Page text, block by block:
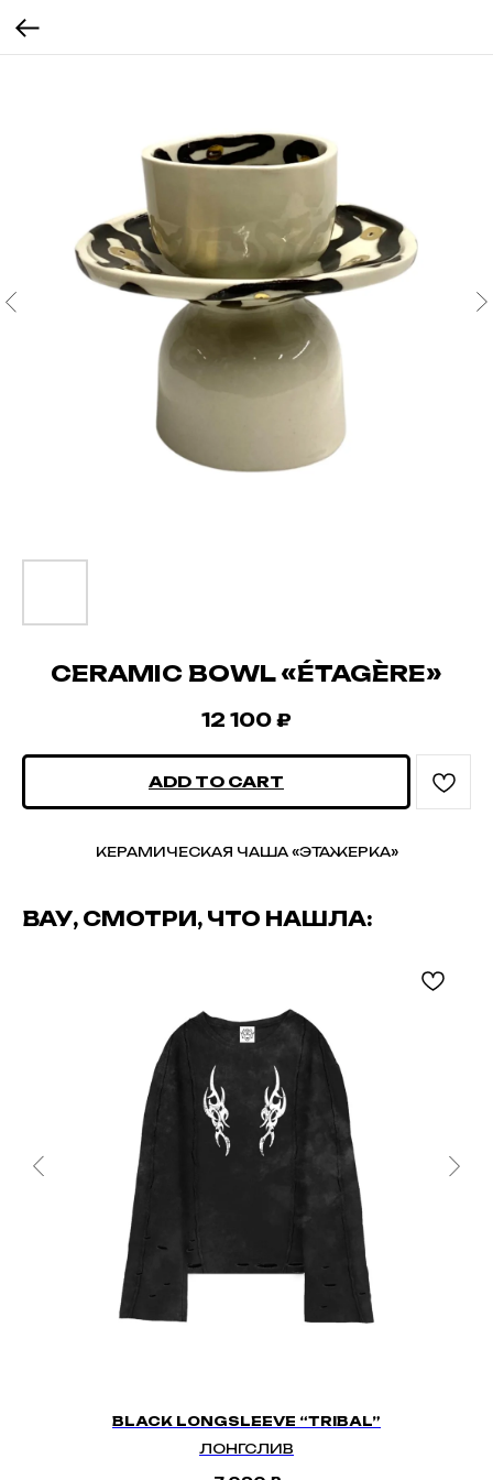
CERAMIC BOWL «ÉTAGÈRE»
12 100 ₽
ADD TO CART
КЕРАМИЧЕСКАЯ ЧАША «ЭТАЖЕРКА»
ВАУ, СМОТРИ, ЧТО НАШЛА:
BLACK LONGSLEEVE “TRIBAL”
ЛОНГСЛИВ